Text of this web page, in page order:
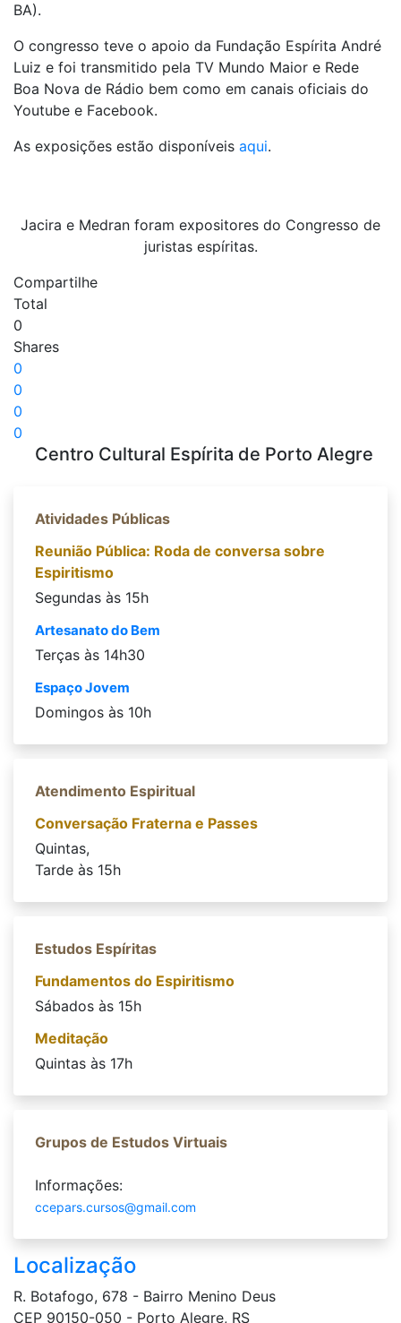
BA).
O congresso teve o apoio da Fundação Espírita André
Luiz e foi transmitido pela TV Mundo Maior e Rede
Boa Nova de Rádio bem como em canais oficiais do
Youtube e Facebook.
As exposições estão disponíveis aqui.
Jacira e Medran foram expositores do Congresso de
juristas espíritas.
Compartilhe
Total
0
Shares
0
0
0
0
Centro Cultural Espírita de Porto Alegre
Atividades Públicas
Reunião Pública: Roda de conversa sobre
Espiritismo
Segundas às 15h
Artesanato do Bem
Terças às 14h30
Espaço Jovem
Domingos às 10h
Atendimento Espiritual
Conversação Fraterna e Passes
Quintas,
Tarde às 15h
Estudos Espíritas
Fundamentos do Espiritismo
Sábados às 15h
Meditação
Quintas às 17h
Grupos de Estudos Virtuais
Informações:
ccepars.cursos@gmail.com
Localização
R. Botafogo, 678 - Bairro Menino Deus
CEP 90150-050 - Porto Alegre, RS